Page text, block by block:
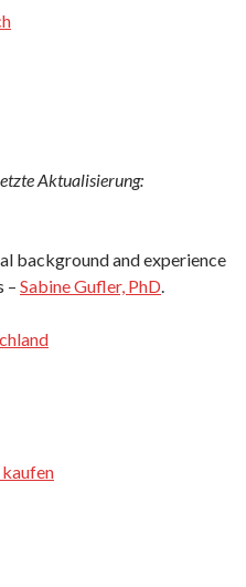
Aktualisierung:
background and experience
– Sabine Gufler, PhD.